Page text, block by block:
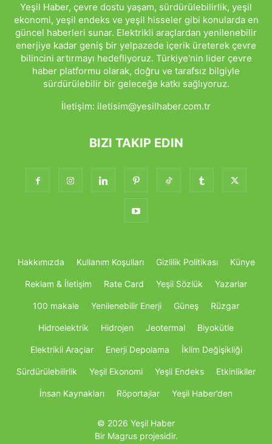
Yeşil Haber, çevre dostu yaşam, sürdürülebilirlik, yeşil
ekonomi, yeşil endeks ve yeşil hisseler gibi konularda en
güncel haberleri sunar. Elektrikli araçlardan yenilenebilir
enerjiye kadar geniş bir yelpazede içerik üreterek çevre
bilincini artırmayı hedefliyoruz. Türkiye'nin lider çevre
haber platformu olarak, doğru ve tarafsız bilgiyle
sürdürülebilir bir geleceğe katkı sağlıyoruz.
İletişim: iletisim@yesilhaber.com.tr
BIZI TAKIP EDIN
Hakkımızda Kullanım Koşulları Gizlilik Politikası Künye
Reklam & İletişim Rate Card Yeşil Sözlük Yazarlar
100 makale Yenilenebilir Enerji Güneş Rüzgar
Hidroelektrik Hidrojen Jeotermal Biyokütle
Elektrikli Araçlar Enerji Depolama İklim Değişikliği
Sürdürülebilirlik Yeşil Ekonomi Yeşil Endeks Etkinlikller
İnsan Kaynakları Röportajlar Yeşil Haber’den
© 2026 Yeşil Haber
Bir Magrus projesidir.